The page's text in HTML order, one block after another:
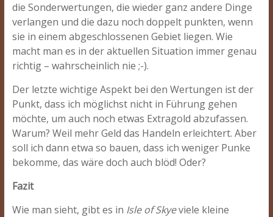
die Sonderwertungen, die wieder ganz andere Dinge
verlangen und die dazu noch doppelt punkten, wenn
sie in einem abgeschlossenen Gebiet liegen. Wie
macht man es in der aktuellen Situation immer genau
richtig – wahrscheinlich nie ;-).
Der letzte wichtige Aspekt bei den Wertungen ist der
Punkt, dass ich möglichst nicht in Führung gehen
möchte, um auch noch etwas Extragold abzufassen.
Warum? Weil mehr Geld das Handeln erleichtert. Aber
soll ich dann etwa so bauen, dass ich weniger Punke
bekomme, das wäre doch auch blöd! Oder?
Fazit
Wie man sieht, gibt es in Isle of Skyeviele kleine